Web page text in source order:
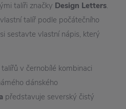
talíři značky Design Letters.
talíř podle počátečního
sestavte vlastní nápis, který
v černobílé kombinaci
dánského
představuje severský čistý